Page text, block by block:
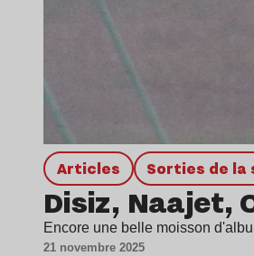
Articles Sorties de
Disiz, Naajet,
Encore une belle moisson
21 novembre 2025